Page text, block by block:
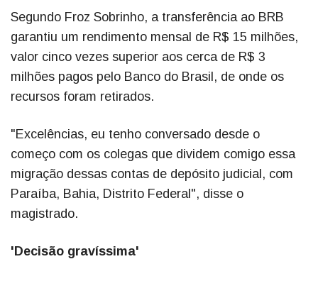
Segundo Froz Sobrinho, a transferência ao BRB
garantiu um rendimento mensal de R$ 15 milhões,
valor cinco vezes superior aos cerca de R$ 3
milhões pagos pelo Banco do Brasil, de onde os
recursos foram retirados.
"Excelências, eu tenho conversado desde o
começo com os colegas que dividem comigo essa
migração dessas contas de depósito judicial, com
Paraíba, Bahia, Distrito Federal", disse o
magistrado.
'Decisão gravíssima'